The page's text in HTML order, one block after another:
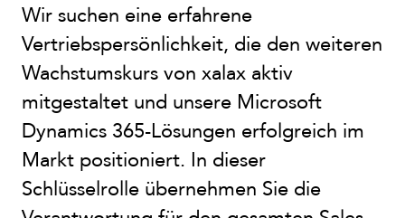
Wir suchen eine erfahrene
Vertriebspersönlichkeit, die den weiteren
Wachstumskurs von xalax aktiv
mitgestaltet und unsere Microsoft
Dynamics 365-Lösungen erfolgreich im
Markt positioniert. In dieser
Schlüsselrolle übernehmen Sie die